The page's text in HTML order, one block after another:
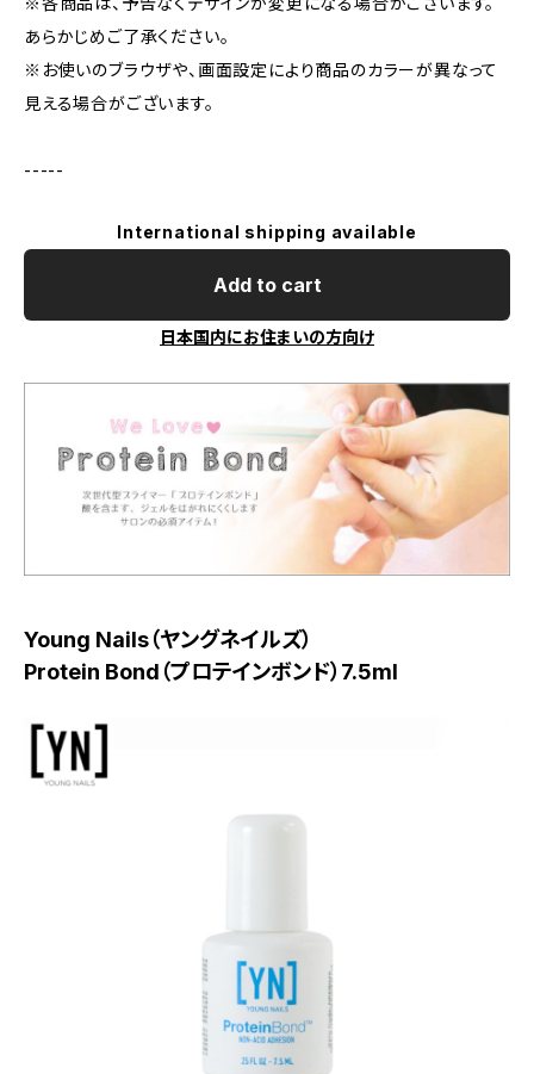
あらかじめご了承ください。
※お使いのブラウザや、画面設定により商品のカラーが異なって
見える場合がございます。
-----
International shipping available
Add to cart
日本国内にお住まいの方向け
Young Nails（ヤングネイルズ）
Protein Bond（プロテインボンド）7.5ml